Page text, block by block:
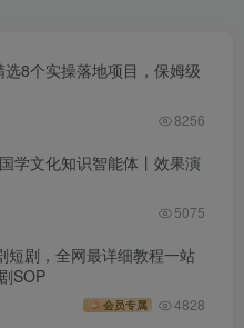
选8个实操落地项目，保姆级
8256
学文化知识智能体丨效果演
5075
短剧，全网最详细教程一站
SOP
会员专属 4828